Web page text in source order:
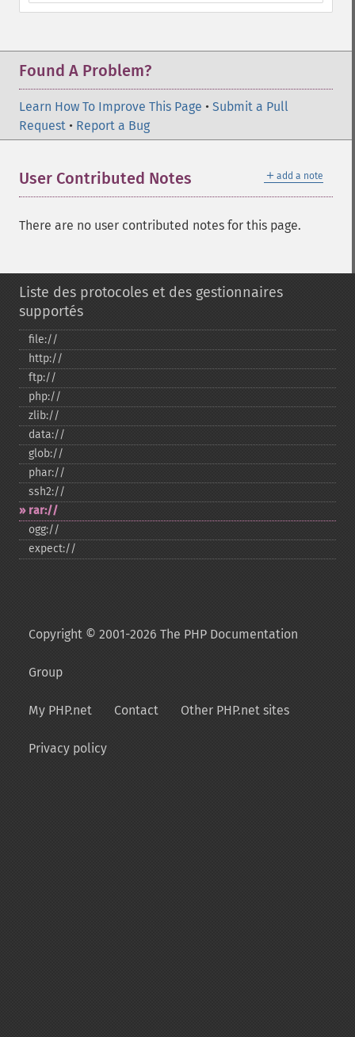
Found A Problem?
Learn How To Improve This Page • Submit a Pull
Request • Report a Bug
＋ add a note
User Contributed Notes
There are no user contributed notes for this page.
Liste des protocoles et des gestionnaires
supportés
file://
http://
ftp://
php://
zlib://
data://
glob://
phar://
ssh2://
rar://
ogg://
expect://
Copyright © 2001-2026 The PHP Documentation
Group
My PHP.net Contact Other PHP.net sites
Privacy policy